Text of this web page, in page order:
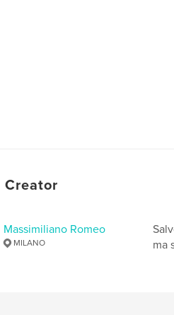
Massimiliano Romeo
MILANO
ma